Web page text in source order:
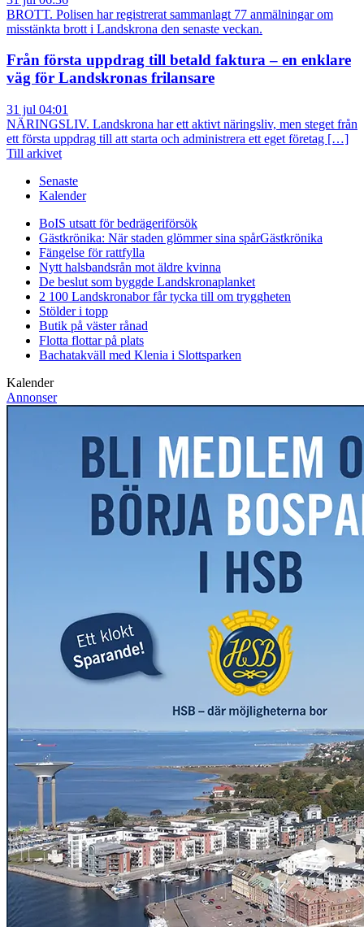
BROTT. Polisen har registrerat sammanlagt 77 anmälningar om
misstänkta brott i Landskrona den senaste veckan.
Från första uppdrag till betald faktura – en enklare
väg för Landskronas frilansare
31 jul 04:01
NÄRINGSLIV. Landskrona har ett aktivt näringsliv, men steget från
ett första uppdrag till att starta och administrera ett eget företag […]
Till arkivet
Senaste
Kalender
BoIS utsatt för bedrägeriförsök
Gästkrönika: När staden glömmer sina spårGästkrönika
Fängelse för rattfylla
Nytt halsbandsrån mot äldre kvinna
De beslut som byggde Landskronaplanket
2 100 Landskronabor får tycka till om tryggheten
Stölder i topp
Butik på väster rånad
Flotta flottar på plats
Bachatakväll med Klenia i Slottsparken
Kalender
Annonser